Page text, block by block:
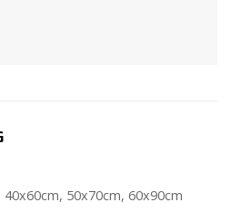
40x60cm, 50x70cm, 60x90cm